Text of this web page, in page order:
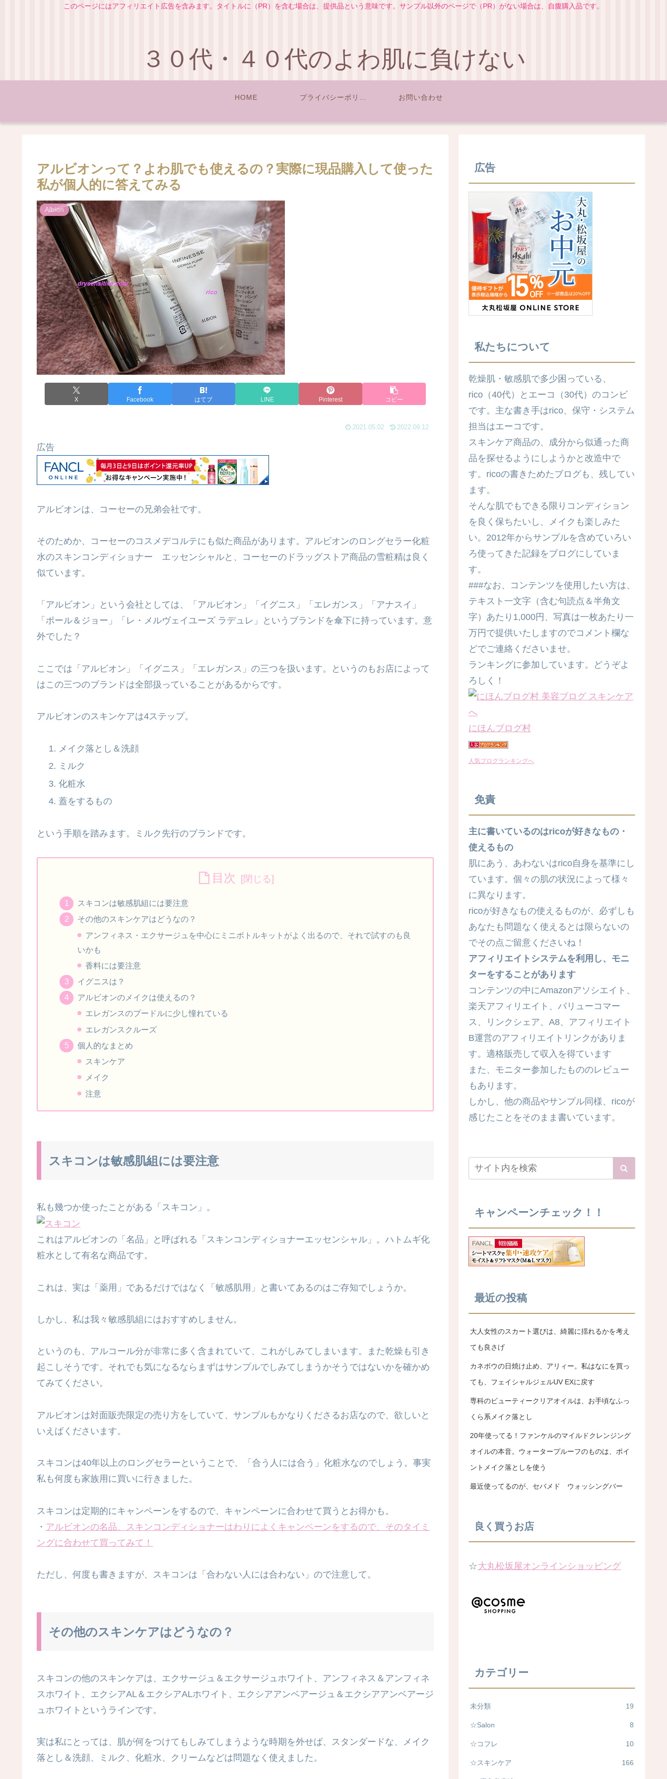
このページにはアフィリエイト広告を含みます。タイトルに（PR）を含む場合は、提供品という意味です。サンプル以外のページで（PR）がない場合は、自腹購入品です。
３０代・４０代のよわ肌に負けない
HOME お問い合わせ
アルビオンって？よわ肌でも使えるの？実際に現品購入して使った
私が個人的に答えてみる
Albion
X Facebook はてブ LINE Pinterest コピー
2021.05.02 2022.09.12
広告
アルビオンは、コーセーの兄弟会社です。
そのためか、コーセーのコスメデコルテにも似た商品があります。アルビオンのロングセラー化粧
水のスキンコンディショナー エッセンシャルと、コーセーのドラッグストア商品の雪粧精は良く
似ています。
「アルビオン」という会社としては、「アルビオン」「イグニス」「エレガンス」「アナスイ」
「ポール＆ジョー」「レ・メルヴェイユーズ ラデュレ」というブランドを傘下に持っています。意
外でした？
ここでは「アルビオン」「イグニス」「エレガンス」の三つを扱います。というのもお店によって
はこの三つのブランドは全部扱っていることがあるからです。
アルビオンのスキンケアは4ステップ。
メイク落とし＆洗顔
ミルク
化粧水
蓋をするもの
という手順を踏みます。ミルク先行のブランドです。
目次
スキコンは敏感肌組には要注意
その他のスキンケアはどうなの？
アンフィネス・エクサージュを中心にミニボトルキットがよく出るので、それで試すのも良
いかも
香料には要注意
イグニスは？
アルビオンのメイクは使えるの？
エレガンスのプードルに少し憧れている
エレガンスクルーズ
個人的なまとめ
スキンケア
メイク
注意
スキコンは敏感肌組には要注意
私も幾つか使ったことがある「スキコン」。
これはアルビオンの「名品」と呼ばれる「スキンコンディショナーエッセンシャル」。ハトムギ化
粧水として有名な商品です。
これは、実は「薬用」であるだけではなく「敏感肌用」と書いてあるのはご存知でしょうか。
しかし、私は我々敏感肌組にはおすすめしません。
というのも、アルコール分が非常に多く含まれていて、これがしみてしまいます。また乾燥も引き
起こしそうです。それでも気になるならまずはサンプルでしみてしまうかそうではないかを確かめ
てみてください。
アルビオンは対面販売限定の売り方をしていて、サンプルもかなりくださるお店なので、欲しいと
いえばくださいます。
スキコンは40年以上のロングセラーということで、「合う人には合う」化粧水なのでしょう。事実
私も何度も家族用に買いに行きました。
スキコンは定期的にキャンペーンをするので、キャンペーンに合わせて買うとお得かも。
・ アルビオンの名品、スキンコンディショナーはわりによくキャンペーンをするので、そのタイミ
ングに合わせて買ってみて！
ただし、何度も書きますが、スキコンは「合わない人には合わない」ので注意して。
その他のスキンケアはどうなの？
スキコンの他のスキンケアは、エクサージュ＆エクサージュホワイト、アンフィネス＆アンフィネ
スホワイト、エクシアAL＆エクシアALホワイト、エクシアアンベアージュ＆エクシアアンベアージ
ュホワイトというラインです。
実は私にとっては、肌が何をつけてもしみてしまうような時期を外せば、スタンダードな、メイク
落とし＆洗顔、ミルク、化粧水、クリームなどは問題なく使えました。
広告
私たちについて
乾燥肌・敏感肌で多少困っている、
rico（40代）とエーコ（30代）のコンビ
です。主な書き手はrico、保守・システム
担当はエーコです。
スキンケア商品の、成分から似通った商
品を探せるようにしようかと改造中で
す。ricoの書きためたブログも、残してい
ます。
そんな肌でもできる限りコンディション
を良く保ちたいし、メイクも楽しみた
い。2012年からサンプルを含めていろい
ろ使ってきた記録をブログにしていま
す。
###なお、コンテンツを使用したい方は、
テキスト一文字（含む句読点＆半角文
字）あたり1,000円、写真は一枚あたり一
万円で提供いたしますのでコメント欄な
どでご連絡くださいませ。
ランキングに参加しています。どうぞよ
ろしく！
にほんブログ村
人気ブログランキングへ
免責
主に書いているのはricoが好きなもの・
使えるもの
肌にあう、あわないはrico自身を基準にし
ています。個々の肌の状況によって様々
に異なります。
ricoが好きなもの使えるものが、必ずしも
あなたも問題なく使えるとは限らないの
でその点ご留意くださいね！
アフィリエイトシステムを利用し、モニ
ターをすることがあります
コンテンツの中にAmazonアソシエイト、
楽天アフィリエイト、バリューコマー
ス、リンクシェア、A8、アフィリエイト
B運営のアフィリエイトリンクがありま
す。適格販売して収入を得ています
また、モニター参加したもののレビュー
もあります。
しかし、他の商品やサンプル同様、ricoが
感じたことをそのまま書いています。
キャンペーンチェック！！
最近の投稿
大人女性のスカート選びは、綺麗に揺れるかを考え
ても良さげ
カネボウの日焼け止め、アリィー。私はなにを買っ
ても、フェイシャルジェルUV EXに戻す
専科のビューティークリアオイルは、お手頃なふっ
くら系メイク落とし
20年使ってる！ファンケルのマイルドクレンジング
オイルの本音。ウォータープルーフのものは、ポイ
ントメイク落としを使う
最近使ってるのが、セバメド ウォッシングバー
良く買うお店
☆大丸松坂屋オンラインショッピング
カテゴリー
未分類 19
☆Salon 8
☆コフレ 10
☆スキンケア 166